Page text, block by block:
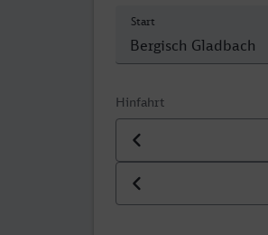
Start
Hinfahrt
Datum der Hinfahrt
Uhrzeit der Hinfahrt